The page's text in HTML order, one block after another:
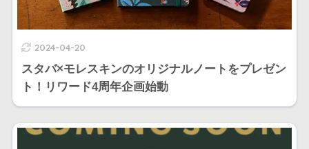
2024-04-20
スタバ×モレスキンのオリジナルノートをプレゼン
ト！リワード4周年企画始動